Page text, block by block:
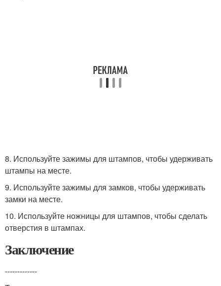
8. Используйте зажимы для штампов, чтобы удерживать
штампы на месте.
9. Используйте зажимы для замков, чтобы удерживать
замки на месте.
10. Используйте ножницы для штампов, чтобы сделать
отверстия в штампах.
Заключение
-------------